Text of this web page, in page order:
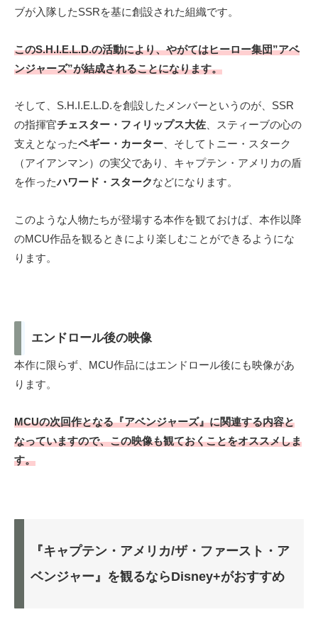
ブが入隊したSSRを基に創設された組織です。
このS.H.I.E.L.D.の活動により、やがてはヒーロー集団”アベ
ンジャーズ”が結成されることになります。
そして、S.H.I.E.L.D.を創設したメンバーというのが、SSR
の指揮官チェスター・フィリップス大佐、スティーブの心の
支えとなったペギー・カーター、そしてトニー・スターク
（アイアンマン）の実父であり、キャプテン・アメリカの盾
を作ったハワード・スタークなどになります。
このような人物たちが登場する本作を観ておけば、本作以降
のMCU作品を観るときにより楽しむことができるようにな
ります。
エンドロール後の映像
本作に限らず、MCU作品にはエンドロール後にも映像があ
ります。
MCUの次回作となる『アベンジャーズ』に関連する内容と
なっていますので、この映像も観ておくことをオススメしま
す。
『キャプテン・アメリカ/ザ・ファースト・ア
ベンジャー』を観るならDisney+がおすすめ